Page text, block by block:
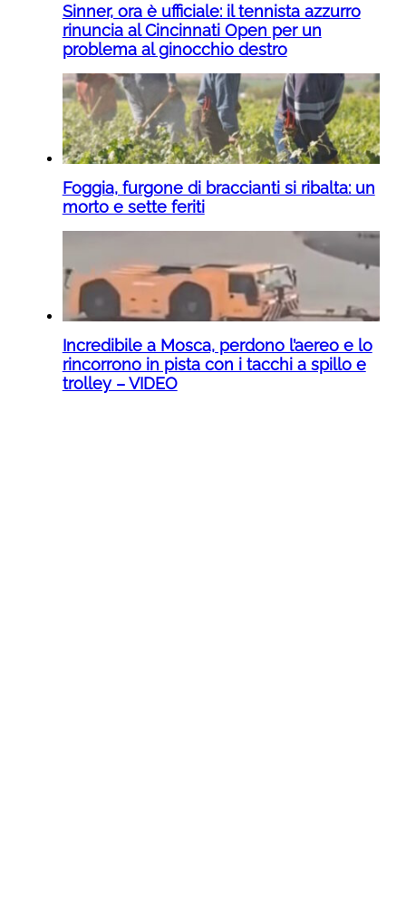
Sinner, ora è ufficiale: il tennista azzurro
rinuncia al Cincinnati Open per un
problema al ginocchio destro
Foggia, furgone di braccianti si ribalta: un
morto e sette feriti
Incredibile a Mosca, perdono l’aereo e lo
rincorrono in pista con i tacchi a spillo e
trolley – VIDEO